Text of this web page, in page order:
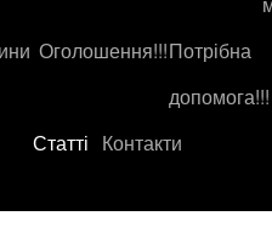
Оголошення!!!Потрібна
допомога!!!
Статті Контакти